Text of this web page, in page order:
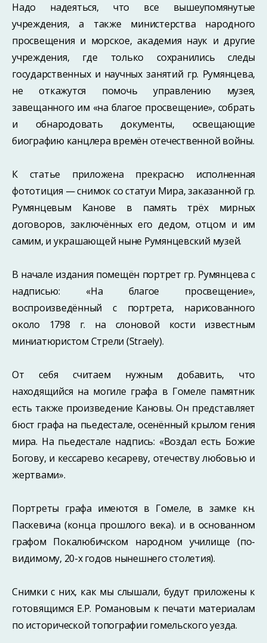
Надо надеяться, что все вышеупомянутые
учреждения, а также министерства народного
просвещения и морское, академия наук и другие
учреждения, где только сохранились следы
государственных и научных занятий гр. Румянцева,
не откажутся помочь управлению музея,
завещанного им «на благое просвещение», собрать
и обнародовать документы, освещающие
биографию канцлера времён отечественной войны.
К статье приложена прекрасно исполненная
фототиция — снимок со статуи Мира, заказанной гр.
Румянцевым Канове в память трёх мирных
договоров, заключённых его дедом, отцом и им
самим, и украшающей ныне Румянцевский музей.
В начале издания помещён портрет гр. Румянцева с
надписью: «На благое просвещение»,
воспроизведённый с портрета, нарисованного
около 1798 г. на слоновой кости известным
миниатюристом Стрели (Straely).
От себя считаем нужным добавить, что
находящийся на могиле графа в Гомеле памятник
есть также произведение Кановы. Он представляет
бюст графа на пьедестале, осенённый крылом гения
мира. На пьедестале надпись: «Воздал есть Божие
Богову, и кессарево кесареву, отечеству любовью и
жертвами».
Портреты графа имеются в Гомеле, в замке кн.
Паскевича (конца прошлого века). и в основанном
графом Покалюбичском народном училище (по-
видимому, 20-х годов нынешнего столетия).
Снимки с них, как мы слышали, будут приложены к
готовящимся Е.Р. Романовым к печати материалам
по исторической топографии гомельского уезда.